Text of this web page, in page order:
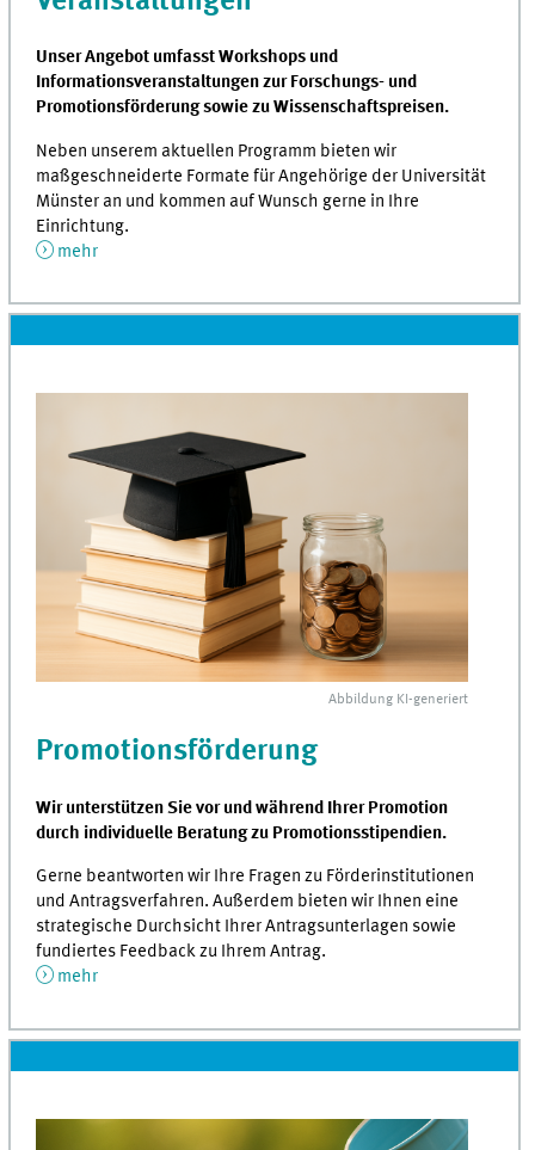
Unser Angebot umfasst Workshops und
Informationsveranstaltungen zur Forschungs- und
Promotionsförderung sowie zu Wissenschaftspreisen.
Neben unserem aktuellen Programm bieten wir
maßgeschneiderte Formate für Angehörige der Universität
Münster an und kommen auf Wunsch gerne in Ihre
Einrichtung.
mehr
Abbildung KI-generiert
Promotionsförderung
Wir unterstützen Sie vor und während Ihrer Promotion
durch individuelle Beratung zu Promotionsstipendien.
Gerne beantworten wir Ihre Fragen zu Förderinstitutionen
und Antragsverfahren. Außerdem bieten wir Ihnen eine
strategische Durchsicht Ihrer Antragsunterlagen sowie
fundiertes Feedback zu Ihrem Antrag.
mehr